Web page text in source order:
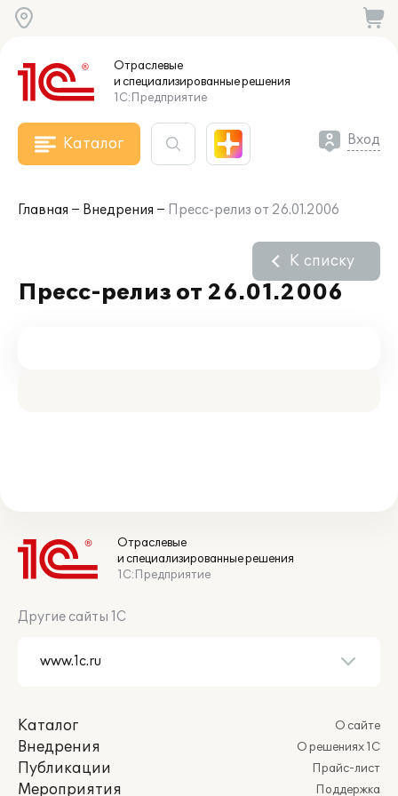
Отраслевые
и специализированныерешения
1С:Предприятие
Каталог Вход
Главная Внедрения Пресс-релиз от 26.01.2006
Пресс-релиз от 26.01.2006
К списку
Отраслевые
и специализированные решения
1С:Предприятие
Другие сайты 1С
Каталог
Внедрения
Публикации
Мероприятия
О сайте
О решениях 1С
Прайс-лист
Поддержка